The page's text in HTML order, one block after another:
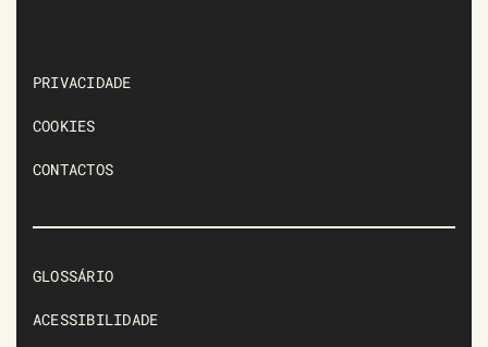
PRIVACIDADE
COOKIES
CONTACTOS
GLOSSÁRIO
ACESSIBILIDADE